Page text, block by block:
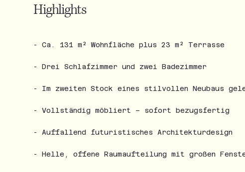
Highlights
- Ca. 131 m² Wohnfläche plus 23 m² Terrasse
- Drei Schlafzimmer und zwei Badezimmer
- Im zweiten Stock eines stilvollen Neubaus
- Vollständig möbliert – sofort bezugsfertig
- Auffallend futuristisches Architekturdesign
- Helle, offene Raumaufteilung mit großen